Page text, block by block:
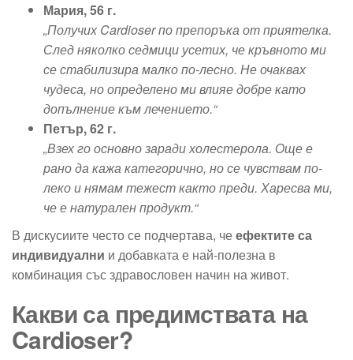
Мария, 56 г.
„Получих Cardioser по препоръка от приятелка.
След няколко седмици усетих, че кръвното ми
се стабилизира малко по-лесно. Не очаквах
чудеса, но определено ми влияе добре като
допълнение към лечението.“
Петър, 62 г.
„Взех го основно заради холестерола. Още е
рано да кажа категорично, но се чувствам по-
леко и нямам тежест както преди. Харесва ми,
че е натурален продукт.“
В дискусиите често се подчертава, чеефектите са
индивидуални и добавката е най-полезна в
комбинация със здравословен начин на живот.
Какви са предимствата на
Cardioser?